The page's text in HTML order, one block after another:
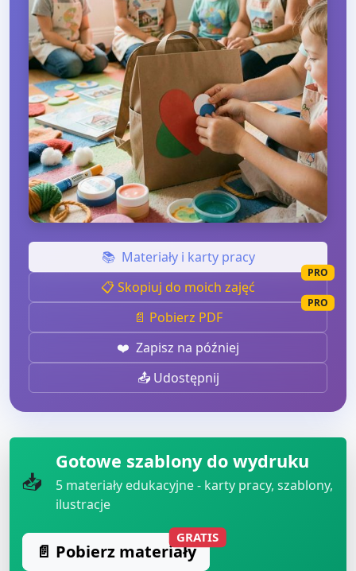
📚 Materiały i karty pracy
📋 Skopiuj do moich zajęć
PRO
📄 Pobierz PDF
PRO
❤️ Zapisz na później
📤 Udostępnij
📥
Gotowe szablony do wydruku
5 materiały edukacyjne - karty pracy, szablony,
ilustracje
📄 Pobierz materiały
GRATIS